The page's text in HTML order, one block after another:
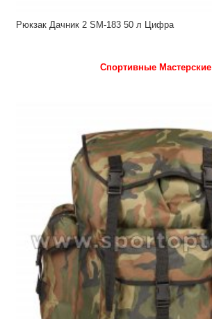
Рюкзак Дачник 2 SM-183 50 л Цифра
Спортивные Мастерские